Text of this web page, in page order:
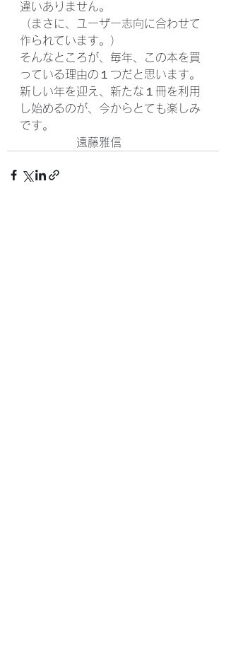
違いありません。
（まさに、ユーザー志向に合わせて
作られています。）
そんなところが、毎年、この本を買
っている理由の１つだと思います。
新しい年を迎え、新たな１冊を利用
し始めるのが、今からとても楽しみ
です。
遠藤雅信